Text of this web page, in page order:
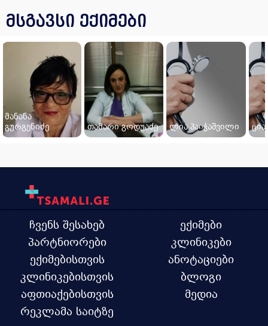
მსგავსი ექიმები
მანანა
გურგენიძე
თამარი გოდუაძე ლია პაიჭაშვილი
ჩვენს შესახებ
პარტნიორები
ექიმებისთვის
კლინიკებისთვის
აფთიაქებისთვის
რეკლამა საიტზე
ექიმები
კლინიკები
ანოტაციები
ბლოგი
მედია